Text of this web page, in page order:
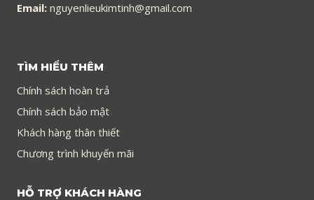
Email: nguyenlieukimtinh@gmail.com
TÌM HIỂU THÊM
Chính sách hoàn trả
Chính sách bảo mật
Khách hàng thân thiết
Chương trình khuyến mãi
HỖ TRỢ KHÁCH HÀNG